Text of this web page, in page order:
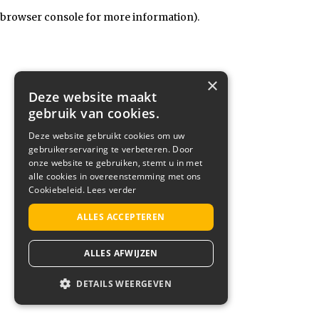
browser console for more information).
×
Deze website maakt
gebruik van cookies.
Deze website gebruikt cookies om uw
gebruikerservaring te verbeteren. Door
onze website te gebruiken, stemt u in met
alle cookies in overeenstemming met ons
Cookiebeleid. Lees verder
ALLES ACCEPTEREN
ALLES AFWIJZEN
DETAILS WEERGEVEN
STRIKT NOODZAKELIJK